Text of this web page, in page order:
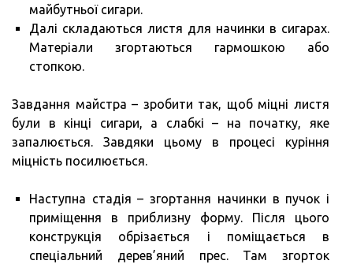
майбутньої сигари.
Далі складаються листя для начинки в сигарах.
Матеріали згортаються гармошкою або
стопкою.
Завдання майстра – зробити так, щоб міцні листя
були в кінці сигари, а слабкі – на початку, яке
запалюється. Завдяки цьому в процесі куріння
міцність посилюється.
Наступна стадія – згортання начинки в пучок і
приміщення в приблизну форму. Після цього
конструкція обрізається і поміщається в
спеціальний дерев’яний прес. Там згорток